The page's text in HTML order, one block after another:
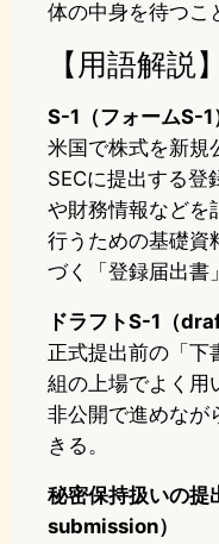
体の中身を待つこ
【用語解説】
S-1（フォームS-1
米国で株式を新規
SECに提出する登
や財務情報などを
行うための基礎資
づく「登録届出書
ドラフトS-1（
正式提出前の「下
組の上場でよく用
非公開で進めなが
きる。
秘密保持扱いの
submission）